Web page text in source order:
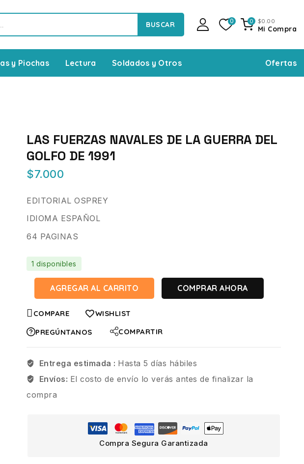
BUSCAR 0 0 $0 .00
Mi Compra
y Piochas Lectura Soldados y Otros Ofertas
LAS FUERZAS NAVALES DE LA GUERRA DEL
GOLFO DE 1991
$7.000
EDITORIAL OSPREY
IDIOMA ESPAÑOL
64 PAGINAS
1 disponibles
AGREGAR AL CARRITO COMPRAR AHORA
COMPARE
WISHLIST
PREGÚNTANOS
COMPARTIR
Entrega estimada : Hasta 5 días hábiles
Envíos: El costo de envío lo verás antes de finalizar la
compra
Compra Segura Garantizada